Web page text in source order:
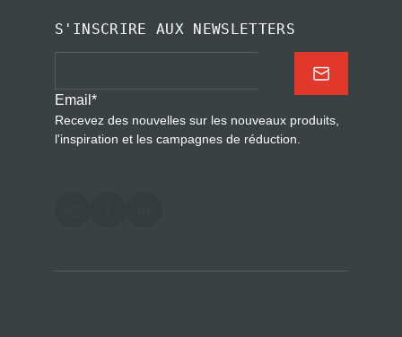
S'INSCRIRE AUX NEWSLETTERS
Email *
Recevez des nouvelles sur les nouveaux produits,
l'inspiration et les campagnes de réduction.